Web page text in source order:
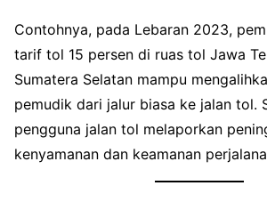
Contohnya, pada Lebaran 2023,
tarif tol 15 persen di ruas tol Jawa
Sumatera Selatan mampu
pemudik dari jalur biasa ke jalan tol.
pengguna jalan tol melaporkan
kenyamanan dan keamanan